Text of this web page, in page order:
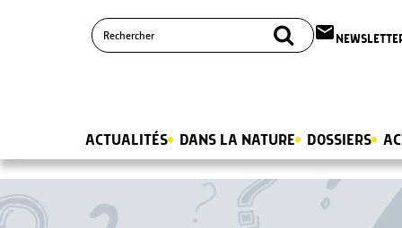
email
ACTUALITÉS DANS LA NATURE DOSSIERS